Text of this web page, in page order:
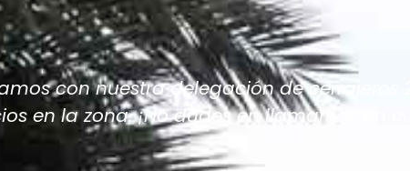
con nuestra delegación de cerrajeros
en la zona. ¡No dudes en llamarnos en